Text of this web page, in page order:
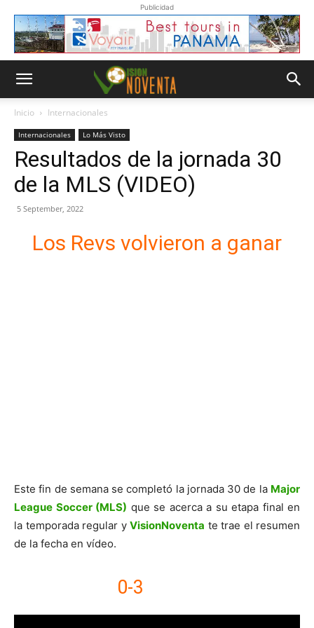
Publicidad
Inicio Internacionales
Internacionales Lo Más Visto
Resultados de la jornada 30
de la MLS (VIDEO)
5 September, 2022
Los Revs volvieron a ganar
Este fin de semana se completó la jornada 30 de la Major
League Soccer (MLS) que se acerca a su etapa final en
la temporada regular y VisionNoventa te trae el resumen
de la fecha en vídeo.
0-3